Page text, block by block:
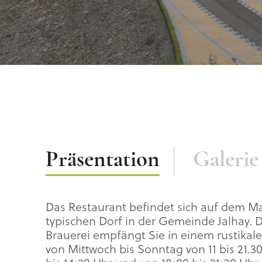
Präsentation Galerie
Das Restaurant befindet sich auf dem
typischen Dorf in der Gemeinde Jalhay.
Brauerei empfängt Sie in einem
von Mittwoch bis Sonntag von 11 bis